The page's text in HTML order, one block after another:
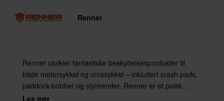
Renner
Renner utvikler fantastiske beskyttelsesprodukter til
både motorsykkel og crossykkel – inkludert crash pads,
paddock-bobber og styreender. Renner er et polsk
selskap grunnlagt i 2003 med fullt fokus på å holde
Les mer